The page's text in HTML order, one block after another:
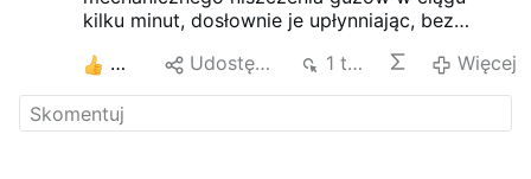
kilku minut, dosłownie je upłynniając, bez
radioterapii.
Zatwierdzona przez FDA w 2023 roku, jest
obecnie stosowana tylko w kilku szpitalach na
całym świecie.
Udostępnij 1 tys. Więcej